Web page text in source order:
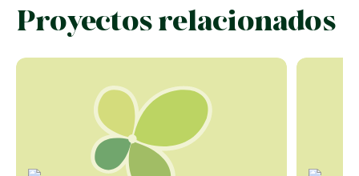
Proyectos relacionados